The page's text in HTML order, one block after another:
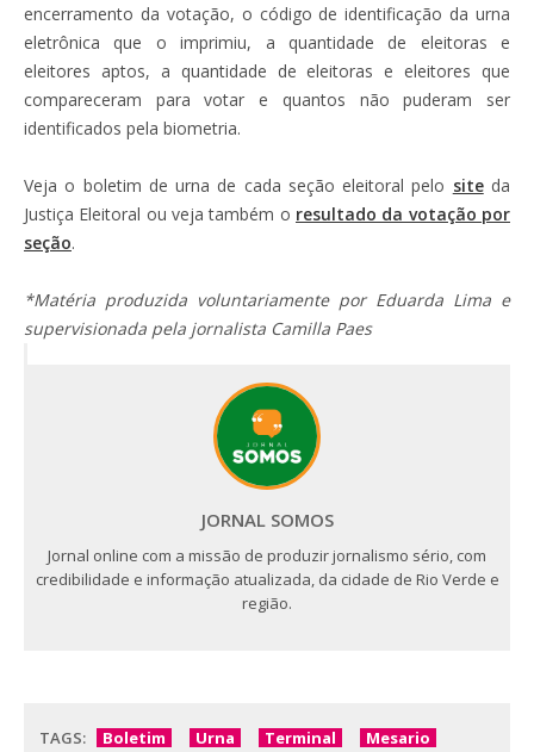
encerramento da votação, o código de identificação da urna
eletrônica que o imprimiu, a quantidade de eleitoras e
eleitores aptos, a quantidade de eleitoras e eleitores que
compareceram para votar e quantos não puderam ser
identificados pela biometria.
Veja o boletim de urna de cada seção eleitoral pelo siteda
Justiça Eleitoral ou veja também o resultado da votação por
seção.
*Matéria produzida voluntariamente por Eduarda Lima e
supervisionada pela jornalista Camilla Paes
JORNAL SOMOS
Jornal online com a missão de produzir jornalismo sério, com
credibilidade e informação atualizada, da cidade de Rio Verde e
região.
TAGS: Boletim Urna Terminal
Mesario